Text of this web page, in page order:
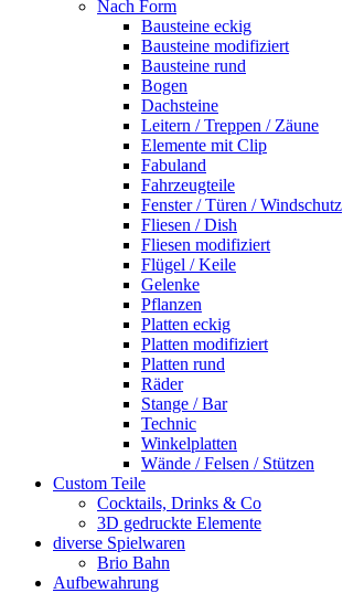
Nach Form
Bausteine eckig
Bausteine modifiziert
Bausteine rund
Bogen
Dachsteine
Leitern / Treppen / Zäune
Elemente mit Clip
Fabuland
Fahrzeugteile
Fenster / Türen / Windschutz
Fliesen / Dish
Fliesen modifiziert
Flügel / Keile
Gelenke
Pflanzen
Platten eckig
Platten modifiziert
Platten rund
Räder
Stange / Bar
Technic
Winkelplatten
Wände / Felsen / Stützen
Custom Teile
Cocktails, Drinks & Co
3D gedruckte Elemente
diverse Spielwaren
Brio Bahn
Aufbewahrung